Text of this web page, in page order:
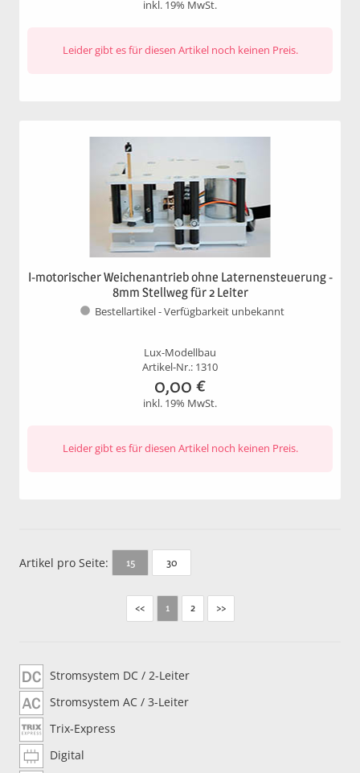
inkl. 19% MwSt.
Leider gibt es für diesen Artikel noch keinen Preis.
I-motorischer Weichenantrieb ohne Laternensteuerung -
8mm Stellweg für 2 Leiter
Bestellartikel - Verfügbarkeit unbekannt
Lux-Modellbau
Artikel-Nr.: 1310
0,00 €
inkl. 19% MwSt.
Leider gibt es für diesen Artikel noch keinen Preis.
Artikel pro Seite: 15 30
<< 1 2 >>
Stromsystem DC / 2-Leiter
Stromsystem AC / 3-Leiter
Trix-Express
Digital